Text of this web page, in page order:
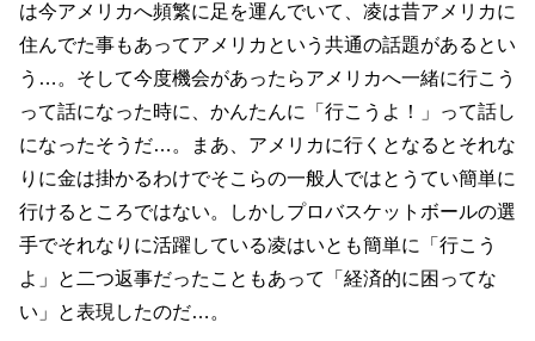
は今アメリカへ頻繁に足を運んでいて、凌は昔アメリカに
住んでた事もあってアメリカという共通の話題があるとい
う…。そして今度機会があったらアメリカへ一緒に行こう
って話になった時に、かんたんに「行こうよ！」って話し
になったそうだ…。まあ、アメリカに行くとなるとそれな
りに金は掛かるわけでそこらの一般人ではとうてい簡単に
行けるところではない。しかしプロバスケットボールの選
手でそれなりに活躍している凌はいとも簡単に「行こう
よ」と二つ返事だったこともあって「経済的に困ってな
い」と表現したのだ…。